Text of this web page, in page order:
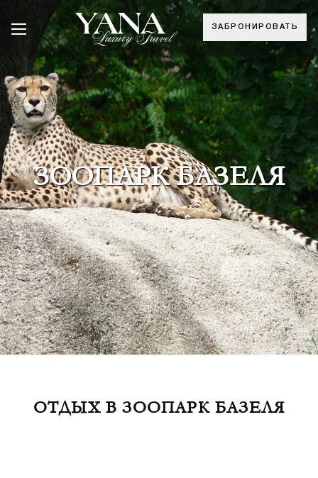
ЗАБРОНИРОВАТЬ
ЗООПАРК БАЗЕЛЯ
ОТДЫХ В ЗООПАРК БАЗЕЛЯ